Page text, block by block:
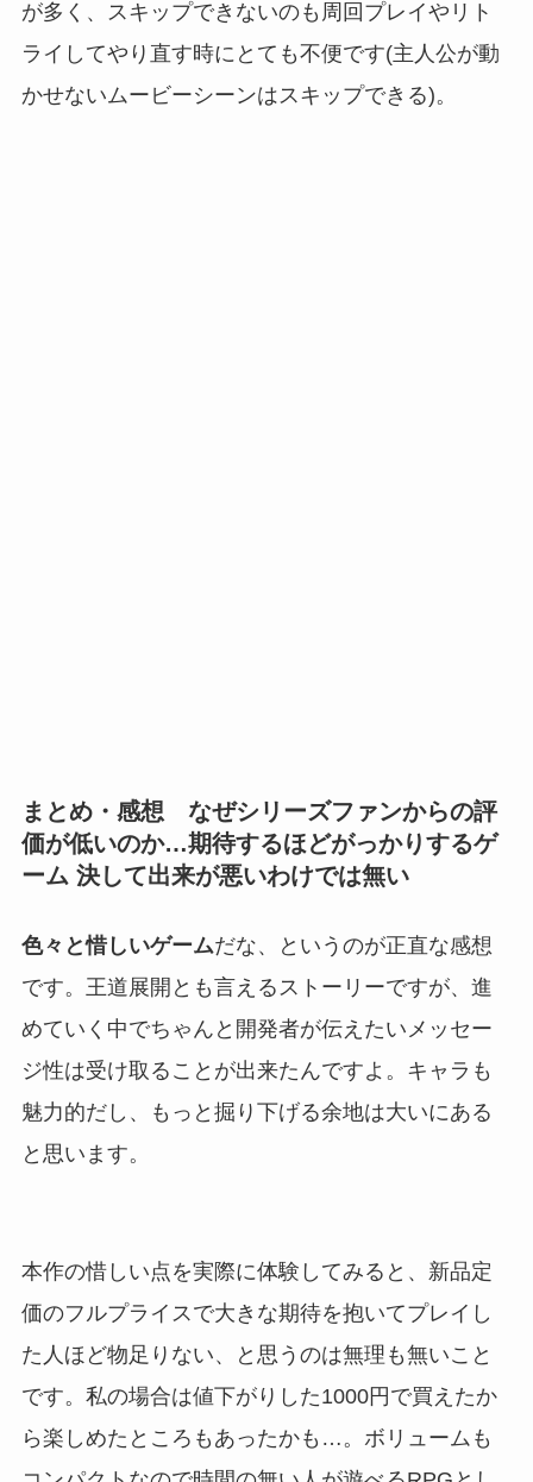
が多く、スキップできないのも周回プレイやリト
ライしてやり直す時にとても不便です(主人公が動
かせないムービーシーンはスキップできる)。
まとめ・感想 なぜシリーズファンからの評
価が低いのか…期待するほどがっかりするゲ
ーム 決して出来が悪いわけでは無い
色々と惜しいゲームだな、というのが正直な感想
です。王道展開とも言えるストーリーですが、進
めていく中でちゃんと開発者が伝えたいメッセー
ジ性は受け取ることが出来たんですよ。キャラも
魅力的だし、もっと掘り下げる余地は大いにある
と思います。
本作の惜しい点を実際に体験してみると、新品定
価のフルプライスで大きな期待を抱いてプレイし
た人ほど物足りない、と思うのは無理も無いこと
です。私の場合は値下がりした1000円で買えたか
ら楽しめたところもあったかも…。ボリュームも